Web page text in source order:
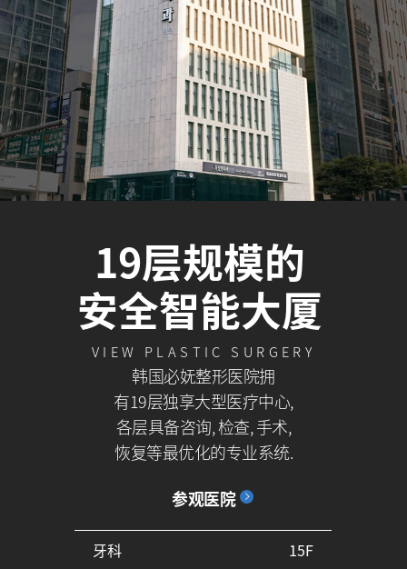
牙科 15F
19层规模的
安全智能大厦
VIEW PLASTIC SURGERY
韩国必妩整形医院拥
有19层独享大型医疗中心,
各层具备咨询, 检查, 手术,
恢复等最优化的专业系统.
参观医院